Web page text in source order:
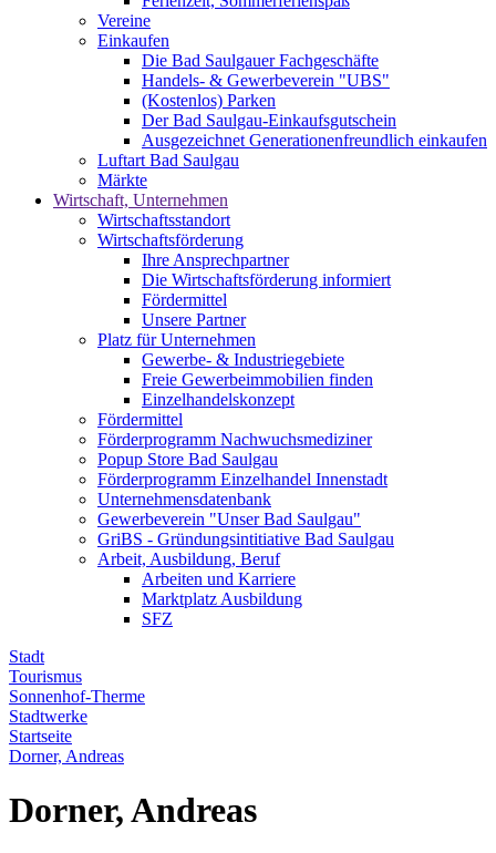
Vereine
Einkaufen
Die Bad Saulgauer Fachgeschäfte
Handels- & Gewerbeverein "UBS"
(Kostenlos) Parken
Der Bad Saulgau-Einkaufsgutschein
Ausgezeichnet Generationenfreundlich einkaufen
Luftart Bad Saulgau
Märkte
Wirtschaft, Unternehmen
Wirtschaftsstandort
Wirtschaftsförderung
Ihre Ansprechpartner
Die Wirtschaftsförderung informiert
Fördermittel
Unsere Partner
Platz für Unternehmen
Gewerbe- & Industriegebiete
Freie Gewerbeimmobilien finden
Einzelhandelskonzept
Fördermittel
Förderprogramm Nachwuchsmediziner
Popup Store Bad Saulgau
Förderprogramm Einzelhandel Innenstadt
Unternehmensdatenbank
Gewerbeverein "Unser Bad Saulgau"
GriBS - Gründungsintitiative Bad Saulgau
Arbeit, Ausbildung, Beruf
Arbeiten und Karriere
Marktplatz Ausbildung
SFZ
Stadt
Tourismus
Sonnenhof-Therme
Stadtwerke
Startseite
Dorner, Andreas
Dorner, Andreas